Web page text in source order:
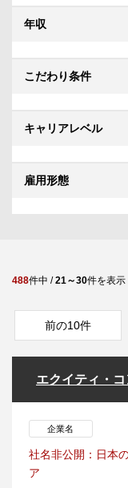
年収
こだわり条件
キャリアレベル
雇用形態
488件中 /21～30件を表示
前の10件
エクイティ・
企業名
社名非公開：日本
ア